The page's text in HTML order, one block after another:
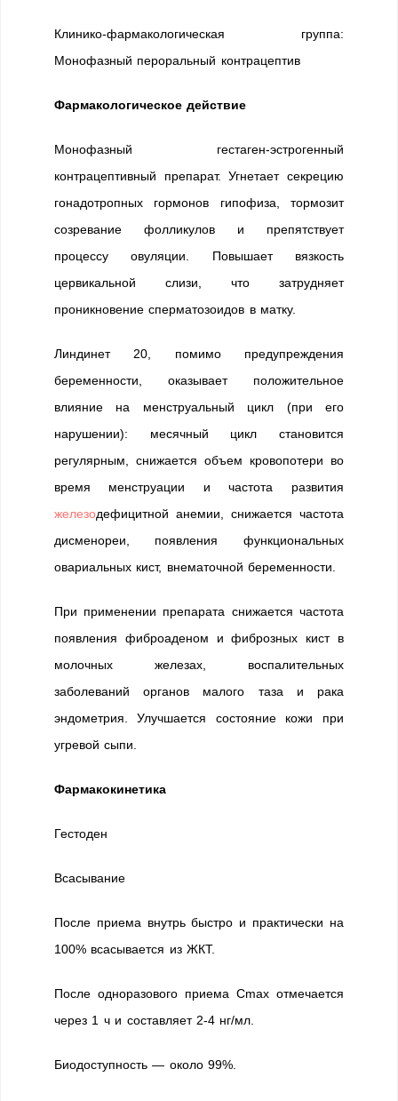
Клинико-фармакологическая группа:
Монофазный пероральный контрацептив
Фармакологическое действие
Монофазный гестаген-эстрогенный
контрацептивный препарат. Угнетает секрецию
гонадотропных гормонов гипофиза, тормозит
созревание фолликулов и препятствует
процессу овуляции. Повышает вязкость
цервикальной слизи, что затрудняет
проникновение сперматозоидов в матку.
Линдинет 20, помимо предупреждения
беременности, оказывает положительное
влияние на менструальный цикл (при его
нарушении): месячный цикл становится
регулярным, снижается объем кровопотери во
время менструации и частота развития
железодефицитной анемии, снижается частота
дисменореи, появления функциональных
овариальных кист, внематочной беременности.
При применении препарата снижается частота
появления фиброаденом и фиброзных кист в
молочных железах, воспалительных
заболеваний органов малого таза и рака
эндометрия. Улучшается состояние кожи при
угревой сыпи.
Фармакокинетика
Гестоден
Всасывание
После приема внутрь быстро и практически на
100% всасывается из ЖКТ.
После одноразового приема Cmax отмечается
через 1 ч и составляет 2-4 нг/мл.
Биодоступность — около 99%.